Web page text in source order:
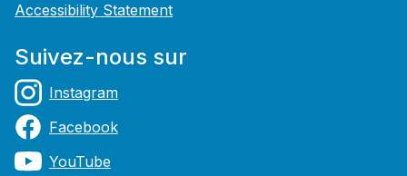
Accessibility Statement
Suivez-nous sur
Instagram
Facebook
YouTube